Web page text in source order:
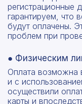
регистрационные
гарантируем, что
будут оплачены.
проблем при
● Физическим
Оплата возможна
и с
осуществили
карты и